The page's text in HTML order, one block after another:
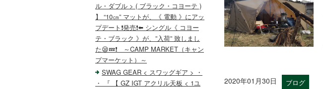
2020年01月30日 ブログ
ル・ダブル > ( ブラック・コヨーテ )
】 “10㎝” マットが、《 電動 》にアッ
プデート❗️発売❗️⬅️ シングル《 コヨー
テ・ブラック 》が、”入荷” 致しまし
た😪💤❗️ ～CAMP MARKET（キャン
プマーケット）～
SWAG GEAR < スワッグギア > ・
・ 『 【 GZ IGT アクリル天板 < 1ユ